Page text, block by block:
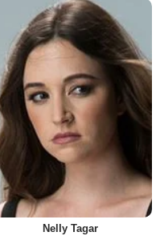
Nelly Tagar